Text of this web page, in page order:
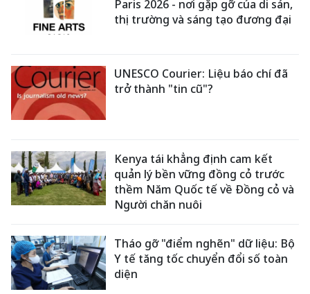
Paris 2026 - nơi gặp gỡ của di sản,
thị trường và sáng tạo đương đại
UNESCO Courier: Liệu báo chí đã
trở thành "tin cũ"?
Kenya tái khẳng định cam kết
quản lý bền vững đồng cỏ trước
thềm Năm Quốc tế về Đồng cỏ và
Người chăn nuôi
Tháo gỡ "điểm nghẽn" dữ liệu: Bộ
Y tế tăng tốc chuyển đổi số toàn
diện